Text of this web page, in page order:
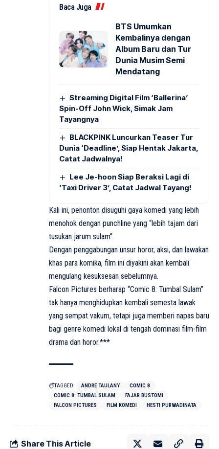
Baca Juga
BTS Umumkan
Kembalinya dengan
Album Baru dan Tur
Dunia Musim Semi
Mendatang
Streaming Digital Film ‘Ballerina’
Spin-Off John Wick, Simak Jam
Tayangnya
BLACKPINK Luncurkan Teaser Tur
Dunia ‘Deadline’, Siap Hentak Jakarta,
Catat Jadwalnya!
Lee Je-hoon Siap Beraksi Lagi di
‘Taxi Driver 3’, Catat Jadwal Tayang!
Kali ini, penonton disuguhi gaya komedi yang lebih
menohok dengan punchline yang “lebih tajam dari
tusukan jarum sulam”.
Dengan penggabungan unsur horor, aksi, dan lawakan
khas para komika, film ini diyakini akan kembali
mengulang kesuksesan sebelumnya.
Falcon Pictures berharap “Comic 8: Tumbal Sulam”
tak hanya menghidupkan kembali semesta lawak
yang sempat vakum, tetapi juga memberi napas baru
bagi genre komedi lokal di tengah dominasi film-film
drama dan horor.***
TAGGED: ANDRE TAULANY
COMIC 8
COMIC 8: TUMBAL SULAM
FAJAR BUSTOMI
FALCON PICTURES
FILM KOMEDI HESTI PURWADINATA
Share This Article